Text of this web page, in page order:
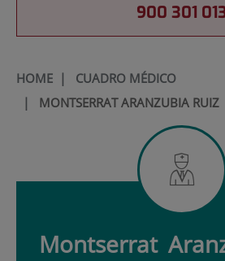
900 301
HOME| CUADRO MÉDICO
| MONTSERRAT ARANZUBIA RUIZ
Montserrat